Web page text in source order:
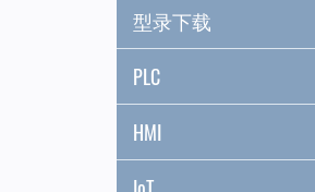
型录下载
PLC
HMI